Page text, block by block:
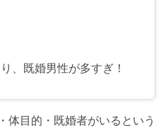
、既婚男性が多すぎ！
体目的・既婚者がいるという